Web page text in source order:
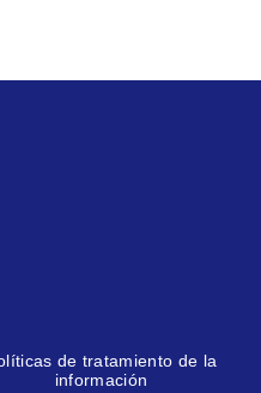
de tratamiento de la
información